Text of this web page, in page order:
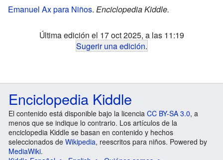
Emanuel Ax para Niños. Enciclopedia Kiddle.
Última edición el 17 oct 2025, a las 11:19
Sugerir una edición.
Enciclopedia Kiddle
El contenido está disponible bajo la licencia CC BY-SA 3.0, a
menos que se indique lo contrario. Los artículos de la
enciclopedia Kiddle se basan en contenido y hechos
seleccionados de Wikipedia, reescritos para niños. Powered by
MediaWiki.